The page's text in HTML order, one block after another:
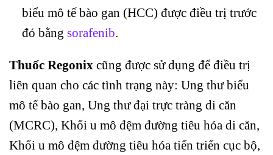
biểu mô tế bào gan (HCC) được điều trị trước
đó bằng sorafenib
Thuốc Regonix cũng được sử dụng để điều trị
liên quan cho các tình trạng này: Ung thư biểu
mô tế bào gan, Ung thư đại trực tràng di căn
(MCRC), Khối u mô đệm đường tiêu hóa di căn,
Khối u mô đệm đường tiêu hóa tiến triển cục bộ,